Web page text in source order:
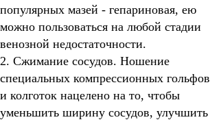
популярных мазей - гепариновая, ею
можно пользоваться на любой стадии
венозной недостаточности.
2. Сжимание сосудов. Ношение
специальных компрессионных гольфов
и колготок нацелено на то, чтобы
уменьшить ширину сосудов, улучшить